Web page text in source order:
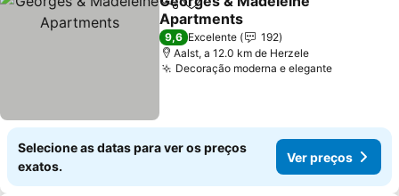
PartilharAdicionar aos favoritos
Apartments
Ver preços
9,6 Excelente
192
Aalst, a 12.0 km de Herzele
Decoração moderna e eleganteVer
Selecione as datas para ver os preços
exatos.
Ver preços